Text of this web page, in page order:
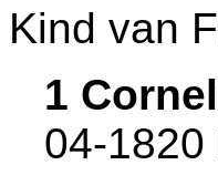
Kind van
1
04-1820